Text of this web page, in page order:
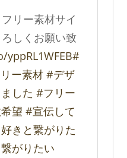
リー素材サイ
しくお願い致
#
ー素材 #デザ
した #フリー
望 #宣伝して
きと繋がりた
がりたい